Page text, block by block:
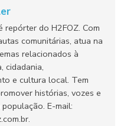
repórter do H2FOZ. Com
comunitárias, atua na
relacionados à
cidadania,
e cultura local. Tem
histórias, vozes e
E-mail: